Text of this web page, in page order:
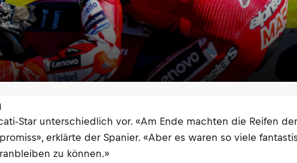
Star unterschiedlich vor. «Am Ende machten die Reifen
erklärte der Spanier. «Aber es waren so viele
zu können.»